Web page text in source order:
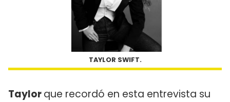
TAYLOR SWIFT.
Taylorque recordó en esta entrevista su